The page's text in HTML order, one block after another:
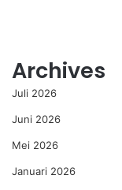
Archives
Juli 2026
Juni 2026
Mei 2026
Januari 2026